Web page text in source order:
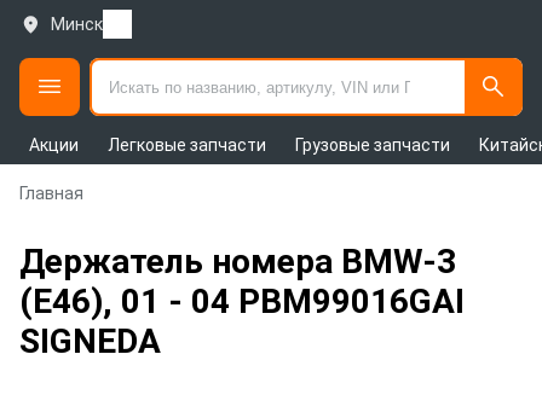
Минск
Акции Легковые запчасти Грузовые запчасти
Главная
Держатель номера BMW-3
(E46), 01 - 04 PBM99016GAI
SIGNEDA